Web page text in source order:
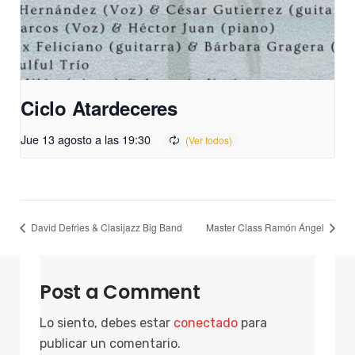
Ciclo Atardeceres
Jue 13 agosto a las 19:30
David Defries & Clasijazz Big Band Master Class Ramón Ángel
Post a Comment
Lo siento, debes estar conectado para
publicar un comentario.